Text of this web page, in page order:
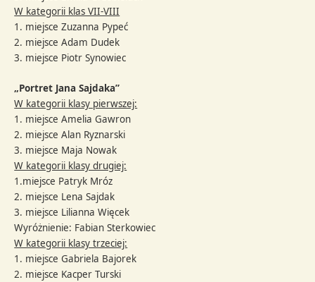
W kategorii klas VII-VIII
1. miejsce Zuzanna Pypeć
2. miejsce Adam Dudek
3. miejsce Piotr Synowiec
„Portret Jana Sajdaka”
W kategorii klasy pierwszej:
1. miejsce Amelia Gawron
2. miejsce Alan Ryznarski
3. miejsce Maja Nowak
W kategorii klasy drugiej:
1.miejsce Patryk Mróz
2. miejsce Lena Sajdak
3. miejsce Lilianna Więcek
Wyróżnienie: Fabian Sterkowiec
W kategorii klasy trzeciej:
1. miejsce Gabriela Bajorek
​2. miejsce Kacper Turski